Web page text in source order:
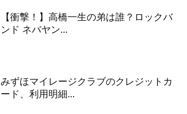
【衝撃！】高橋一生の弟は誰？ロックバ
ンド ネバヤン...
みずほマイレージクラブのクレジットカ
ード、利用明細...